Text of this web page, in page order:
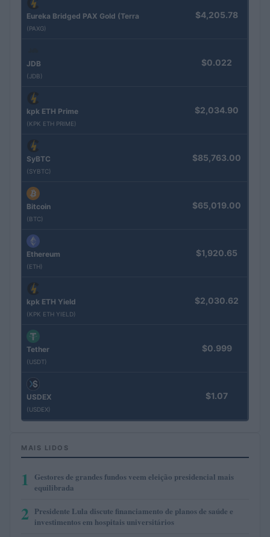
Eureka Bridged PAX Gold (Terra
(PAXG)
$4,205.78
JDB
(JDB)
$0.022
kpk ETH Prime
(KPK ETH PRIME)
$2,034.90
SyBTC
(SYBTC)
$85,763.00
Bitcoin
(BTC)
$65,019.00
Ethereum
(ETH)
$1,920.65
kpk ETH Yield
(KPK ETH YIELD)
$2,030.62
Tether
(USDT)
$0.999
USDEX
(USDEX)
$1.07
MAIS LIDOS
1
Gestores de grandes fundos veem eleição presidencial mais
equilibrada
2 Presidente Lula discute financiamento de planos de saúde e
investimentos em hospitais universitários